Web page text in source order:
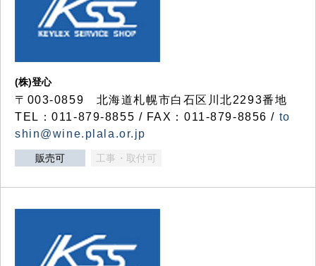
(株)登心
〒003-0859 北海道札幌市白石区川北2293番地
TEL：011-879-8855 / FAX：011-879-8856 / to
shin@wine.plala.or.jp
販売可 工事・取付可